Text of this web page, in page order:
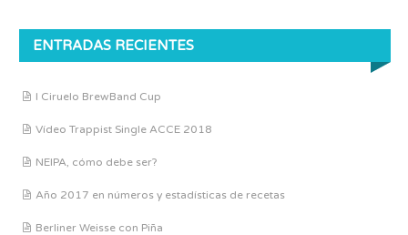
ENTRADAS RECIENTES
I Ciruelo BrewBand Cup
Vídeo Trappist Single ACCE 2018
NEIPA, cómo debe ser?
Año 2017 en números y estadísticas de recetas
Berliner Weisse con Piña